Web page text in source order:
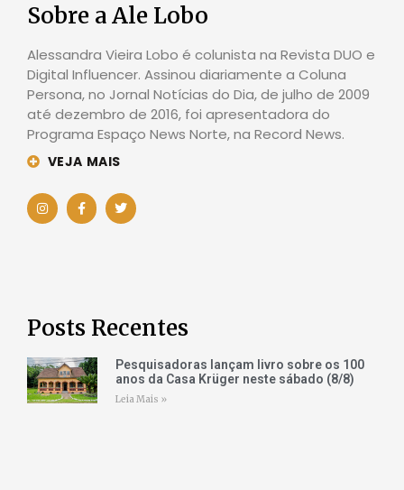
Sobre a Ale Lobo
Alessandra Vieira Lobo é colunista na Revista DUO e
Digital Influencer. Assinou diariamente a Coluna
Persona, no Jornal Notícias do Dia, de julho de 2009
até dezembro de 2016, foi apresentadora do
Programa Espaço News Norte, na Record News.
VEJA MAIS
Posts Recentes
Pesquisadoras lançam livro sobre os 100
anos da Casa Krüger neste sábado (8/8)
Leia Mais »